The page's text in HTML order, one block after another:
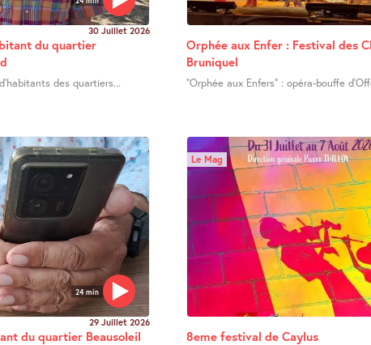
30 Juillet 2026
du quartier
des quartiers...
Orphée aux Enfer : Festival des
Bruniquel
"Orphée aux Enfers" : opéra-bouffe
24 min
29 Juillet 2026
du quartier Beausoleil
Le Mag
8eme festival de Caylus